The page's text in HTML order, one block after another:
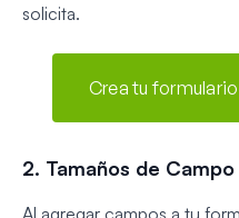
solicita.
Crea tu
2. Tamaños de Campo